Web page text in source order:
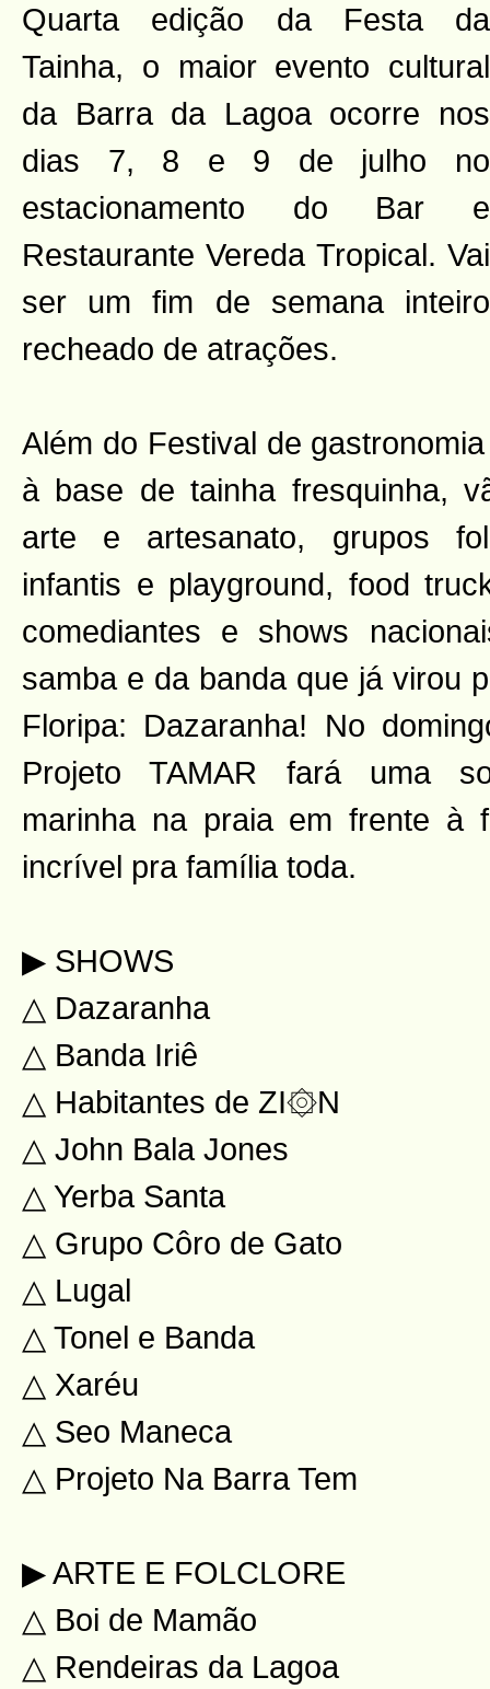
Quarta edição da Festa da
Tainha, o maior evento cultural
da Barra da Lagoa ocorre nos
dias 7, 8 e 9 de julho no
estacionamento do Bar e
Restaurante Vereda Tropical. Vai
ser um fim de semana inteiro
recheado de atrações.
Além do Festival de
à base de tainha fresquinha,
arte e artesanato, grupos
infantis e playground, food
comediantes e shows
samba e da banda que já virou
Floripa: Dazaranha! No
Projeto TAMAR fará uma
marinha na praia em frente à
incrível pra família toda.
▶ SHOWS
△ Dazaranha
△ Banda Iriê
△ Habitantes de ZI۞N
△ John Bala Jones
△ Yerba Santa
△ Grupo Côro de Gato
△ Lugal
△ Tonel e Banda
△ Xaréu
△ Seo Maneca
△ Projeto Na Barra Tem
▶ ARTE E FOLCLORE
△ Boi de Mamão
△ Rendeiras da Lagoa